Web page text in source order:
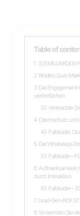
Table of
1 3,13 MILLIARDEN
2 Riddles Quiz-
3 Die
verdreifachen
3.1 Verbrachte
4 Datenschutz und
4.1 Fallstudie:
5 Die WhatsApp-
5.1 Fallstudie –
6 Aufmerksamkeit
durch Interaktion
6.1 Fallstudie –
7 Lead-Gen-ROI:
8 So wenden Sie